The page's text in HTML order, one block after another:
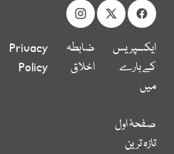
ایکسپریس
کے بارے
میں
ضابطہ
اخلاق
Privacy
Policy
صفحۂ اول
تازہ ترین